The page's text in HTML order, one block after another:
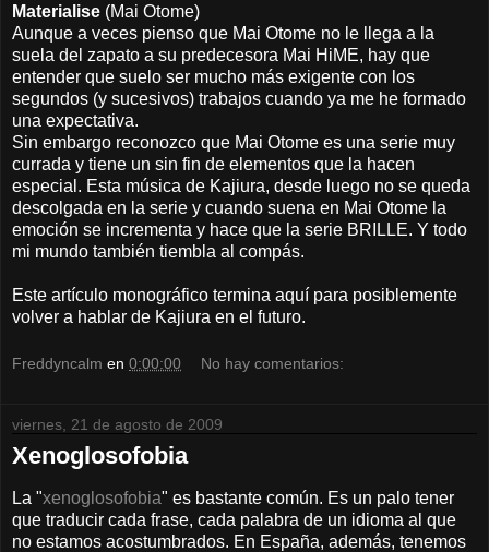
Materialise (Mai Otome)
Aunque a veces pienso que Mai Otome no le llega a la
suela del zapato a su predecesora Mai HiME, hay que
entender que suelo ser mucho más exigente con los
segundos (y sucesivos) trabajos cuando ya me he formado
una expectativa.
Sin embargo reconozco que Mai Otome es una serie muy
currada y tiene un sin fin de elementos que la hacen
especial. Esta música de Kajiura, desde luego no se queda
descolgada en la serie y cuando suena en Mai Otome la
emoción se incrementa y hace que la serie BRILLE. Y todo
mi mundo también tiembla al compás.
Este artículo monográfico termina aquí para posiblemente
volver a hablar de Kajiura en el futuro.
Freddyncalm en 0:00:00 No hay comentarios:
viernes, 21 de agosto de 2009
Xenoglosofobia
La "xenoglosofobia" es bastante común. Es un palo tener
que traducir cada frase, cada palabra de un idioma al que
no estamos acostumbrados. En España, además, tenemos